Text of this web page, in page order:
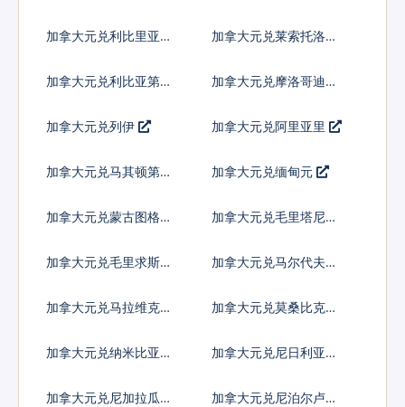
加拿大元兑利比里亚元 加拿大元兑莱索托洛蒂
加拿大元兑利比亚第纳
加拿大元兑摩洛哥迪拉
加拿大元兑列伊 加拿大元兑阿里亚里
加拿大元兑马其顿第纳
加拿大元兑缅甸元
加拿大元兑蒙古图格里
加拿大元兑毛里塔尼亚
加拿大元兑毛里求斯卢
加拿大元兑马尔代夫拉
加拿大元兑马拉维克瓦
加拿大元兑莫桑比克梅
加拿大元兑纳米比亚元
加拿大元兑尼日利亚奈
加拿大元兑尼加拉瓜科
加拿大元兑尼泊尔卢比